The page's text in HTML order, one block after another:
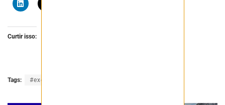
Curtir isso:
Tags: #executivos